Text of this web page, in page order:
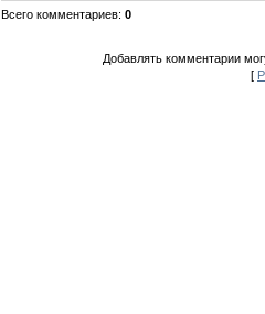
Всего комментариев: 0
Добавлять комментарии
[